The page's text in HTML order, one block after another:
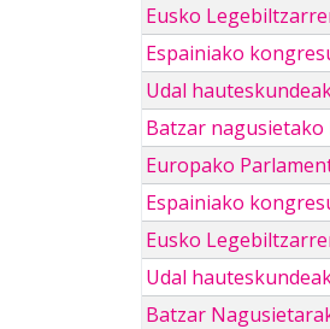
Eusko
Espainiako
Udal
Batzar
Europako
Espainiako
Eusko
Udal
Batzar